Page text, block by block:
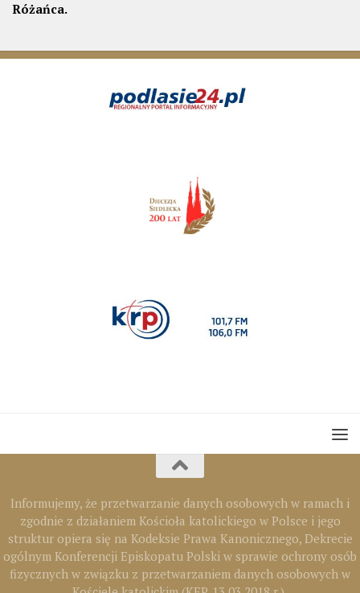
Różańca.
Informujemy, że przetwarzanie danych osobowych w ramach i
zgodnie z działaniem Kościoła katolickiego w Polsce i jego
struktur opiera się na Kodeksie Prawa Kanonicznego, Dekrecie
ogólnym Konferencji Episkopatu Polski w sprawie ochrony osób
fizycznych w związku z przetwarzaniem danych osobowych w